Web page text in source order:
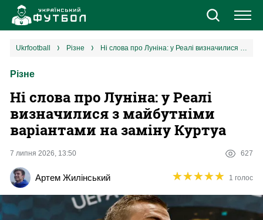
Новини
Єврокубки
УПЛ
2 ліга
ukrfootball різне Ні слова про Луніна: у Реалі визначилися з майбутніми варіантами на заміну Куртуа
Різне
Ні слова про Луніна: у Реалі
визначилися з майбутніми
варіантами на заміну Куртуа
7 липня 2026, 13:50 627
Артем Жилінський ★★★★★
★★★★★ 1 голос